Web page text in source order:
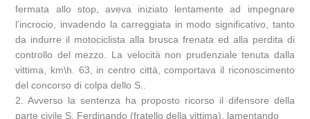
fermata allo stop, aveva iniziato lentamente ad impegnare
l’incrocio, invadendo la carreggiata in modo significativo, tanto
da indurre il motociclista alla brusca frenata ed alla perdita di
controllo del mezzo. La velocità non prudenziale tenuta dalla
vittima, km\h. 63, in centro città, comportava il riconoscimento
del concorso di colpa dello S..
2. Avverso la sentenza ha proposto ricorso il difensore della
parte civile S. Ferdinando (fratello della vittima), lamentando